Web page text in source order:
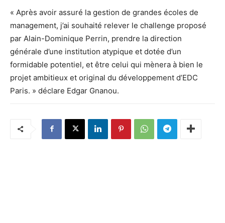
« Après avoir assuré la gestion de grandes écoles de
management, j’ai souhaité relever le challenge proposé
par Alain-Dominique Perrin, prendre la direction
générale d’une institution atypique et dotée d’un
formidable potentiel, et être celui qui mènera à bien le
projet ambitieux et original du développement d’EDC
Paris. » déclare Edgar Gnanou.